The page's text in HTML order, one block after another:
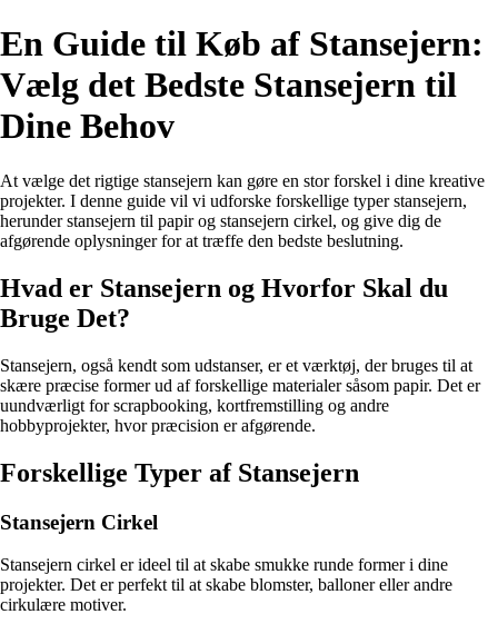
En Guide til Køb af Stansejern:
Vælg det Bedste Stansejern til
Dine Behov
At vælge det rigtige stansejern kan gøre en stor forskel i dine kreative
projekter. I denne guide vil vi udforske forskellige typer stansejern,
herunder stansejern til papir og stansejern cirkel, og give dig de
afgørende oplysninger for at træffe den bedste beslutning.
Hvad er Stansejern og Hvorfor Skal du
Bruge Det?
Stansejern, også kendt som udstanser, er et værktøj, der bruges til at
skære præcise former ud af forskellige materialer såsom papir. Det er
uundværligt for scrapbooking, kortfremstilling og andre
hobbyprojekter, hvor præcision er afgørende.
Forskellige Typer af Stansejern
Stansejern Cirkel
Stansejern cirkel er ideel til at skabe smukke runde former i dine
projekter. Det er perfekt til at skabe blomster, balloner eller andre
cirkulære motiver.